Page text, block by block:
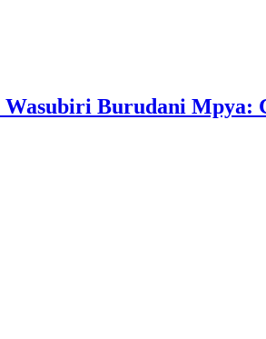
Burudani Mpya: